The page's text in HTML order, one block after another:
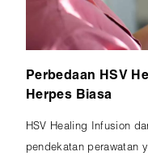
Perbedaan HSV
Herpes Biasa
HSV Healing Infusion
pendekatan perawatan